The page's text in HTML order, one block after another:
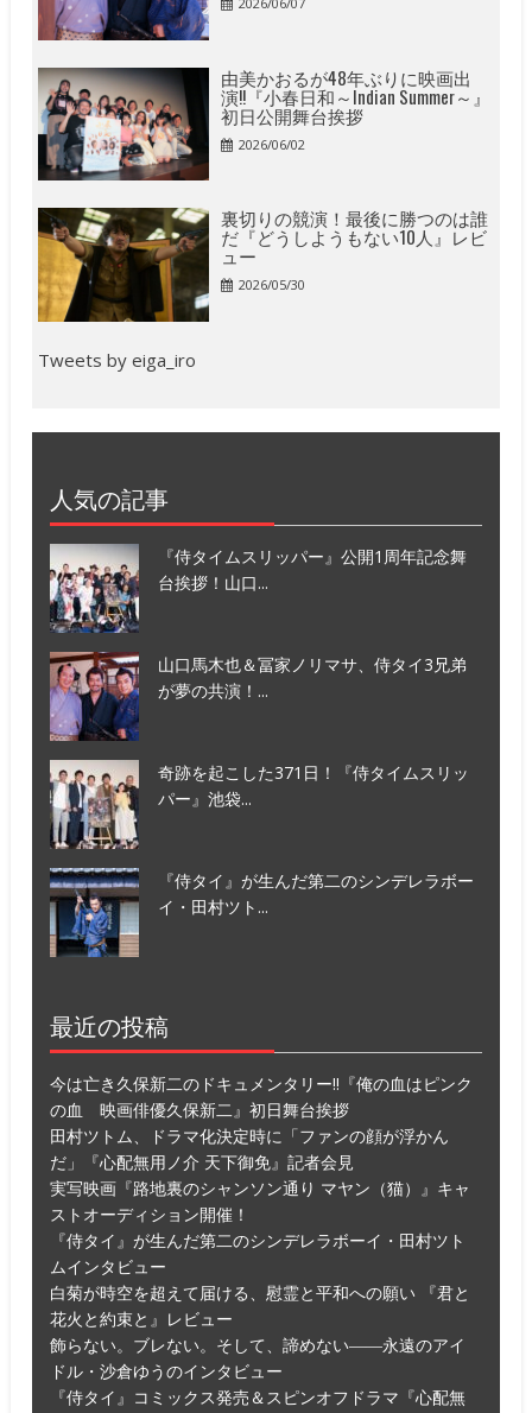
由美かおるが48年ぶりに映画出
演!!『小春日和～Indian Summer～』
初日公開舞台挨拶
2026/06/02
裏切りの競演！最後に勝つのは誰
だ『どうしようもない10人』レビ
ュー
2026/05/30
Tweets by eiga_iro
人気の記事
『侍タイムスリッパー』公開1周年記念舞
台挨拶！山口...
山口馬木也＆冨家ノリマサ、侍タイ3兄弟
が夢の共演！...
奇跡を起こした371日！『侍タイムスリッ
パー』池袋...
『侍タイ』が生んだ第二のシンデレラボー
イ・田村ツト...
最近の投稿
今は亡き久保新二のドキュメンタリー!!『俺の血はピンク
の血 映画俳優久保新二』初日舞台挨拶
田村ツトム、ドラマ化決定時に「ファンの顔が浮かん
だ」『心配無用ノ介 天下御免』記者会見
実写映画『路地裏のシャンソン通り マヤン（猫）』キャ
ストオーディション開催！
『侍タイ』が生んだ第二のシンデレラボーイ・田村ツト
ムインタビュー
白菊が時空を超えて届ける、慰霊と平和への願い 『君と
花火と約束と』レビュー
飾らない。ブレない。そして、諦めない――永遠のアイ
ドル・沙倉ゆうのインタビュー
『侍タイ』コミックス発売＆スピンオフドラマ『心配無